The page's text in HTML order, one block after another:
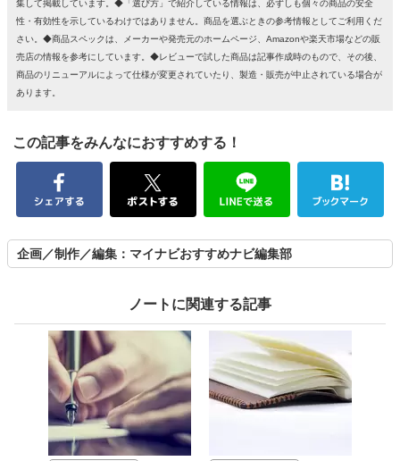
集して掲載しています。◆「選び方」で紹介している情報は、必ずしも個々の商品の安全
性・有効性を示しているわけではありません。商品を選ぶときの参考情報としてご利用くだ
さい。◆商品スペックは、メーカーや発売元のホームページ、Amazonや楽天市場などの販
売店の情報を参考にしています。◆レビューで試した商品は記事作成時のもので、その後、
商品のリニューアルによって仕様が変更されていたり、製造・販売が中止されている場合が
あります。
この記事をみんなにおすすめする！
企画／制作／編集：マイナビおすすめナビ編集部
ノートに関連する記事